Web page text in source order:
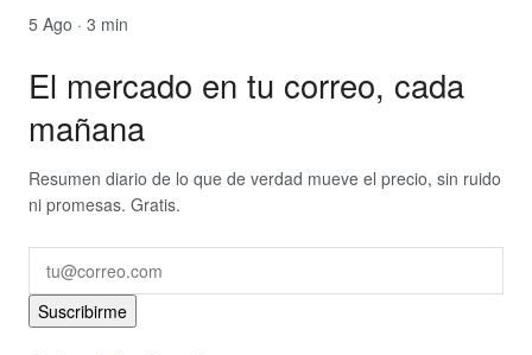
5 Ago · 3 min
El mercado en tu correo, cada
mañana
Resumen diario de lo que de verdad mueve el precio, sin ruido
ni promesas. Gratis.
Suscribirme